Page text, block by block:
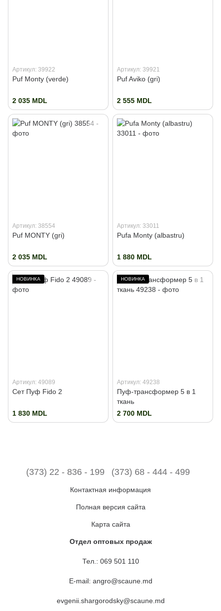
Артикул: 39922
Puf Monty (verde)
2 035 MDL
Артикул: 39921
Puf Aviko (gri)
2 555 MDL
Артикул: 38554
Puf MONTY (gri)
2 035 MDL
Артикул: 33011
Pufa Monty (albastru)
1 880 MDL
НОВИНКА
Артикул: 49089
Сет Пуф Fido 2
1 830 MDL
НОВИНКА
Артикул: 49238
Пуф-трансформер 5 в 1
ткань
2 700 MDL
(373) 22 - 836 - 199 (373) 68 - 444 - 499
Контактная информация
Полная версия сайта
Карта сайта
Отдел оптовых продаж
Тел.: 069 501 110
E-mail: angro@scaune.md
evgenii.shargorodsky@scaune.md